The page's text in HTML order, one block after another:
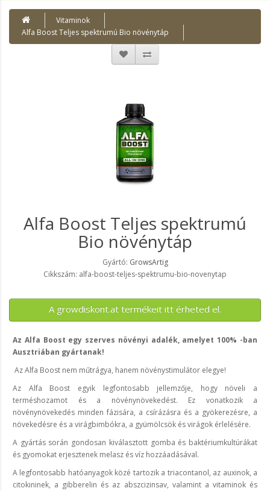
Vitaminok
Alfa Boost Teljes spektrumú Bio növénytáp
Alfa Boost Teljes spektrumú
Bio növénytáp
Gyártó: GrowsArtig
Cikkszám: alfa-boost-teljes-spektrumu-bio-novenytap
A growdiskont.at termékeit itt érheted el.
Az Alfa Boost egy szerves növényi adalék, amelyet 100% -ban
Ausztriában gyártanak!
Az Alfa Boost nem műtrágya, hanem növénystimulátor elegye!
Az Alfa Boost egyik legfontosabb jellemzője, hogy növeli a
terméshozamot és a növénynövekedést. Ez vonatkozik a
növénynövekedés minden fázisára, a csírázásra és a gyökerezésre, a
növekedésre és a virágbimbókra, a gyümölcsök és virágok érlelésére.
A gyártás során gondosan kiválasztott gomba és baktériumkultúrákat
és gyomokat erjesztenek melasz és víz hozzáadásával.
A legfontosabb hatóanyagok közé tartozik a triacontanol, az auxinok, a
citokininek, a gibberelin és az abszcizinsav, valamint a vitaminok és